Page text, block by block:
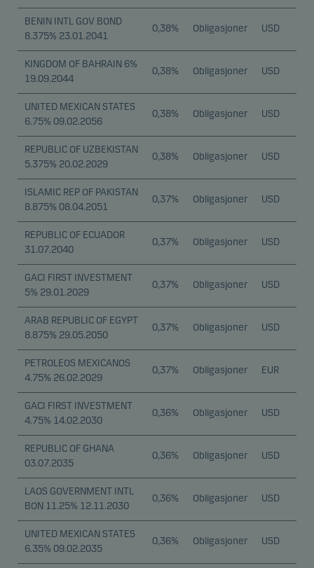
BENIN INTL GOV BOND
8.375% 23.01.2041
0,38% Obligasjoner USD
KINGDOM OF BAHRAIN 6%
19.09.2044
0,38% Obligasjoner USD
UNITED MEXICAN STATES
6.75% 09.02.2056
0,38% Obligasjoner USD
REPUBLIC OF UZBEKISTAN
5.375% 20.02.2029
0,38% Obligasjoner USD
ISLAMIC REP OF PAKISTAN
8.875% 08.04.2051
0,37% Obligasjoner USD
REPUBLIC OF ECUADOR
31.07.2040
0,37% Obligasjoner USD
GACI FIRST INVESTMENT
5% 29.01.2029
0,37% Obligasjoner USD
ARAB REPUBLIC OF EGYPT
8.875% 29.05.2050
0,37% Obligasjoner USD
PETROLEOS MEXICANOS
4.75% 26.02.2029
0,37% Obligasjoner EUR
GACI FIRST INVESTMENT
4.75% 14.02.2030
0,36% Obligasjoner USD
REPUBLIC OF GHANA
03.07.2035
0,36% Obligasjoner USD
LAOS GOVERNMENT INTL
BON 11.25% 12.11.2030
0,36% Obligasjoner USD
UNITED MEXICAN STATES
6.35% 09.02.2035
0,36% Obligasjoner USD